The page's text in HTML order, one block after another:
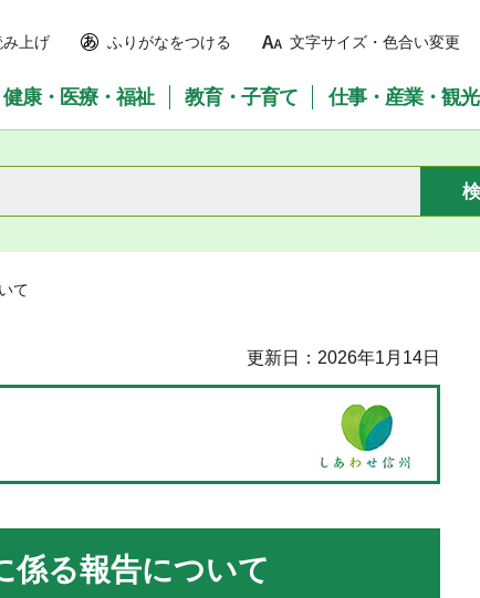
上げ ふりがなをつける 文字サイズ・色合い変更
健康・医療・福祉 教育・子育て 仕事・産業・観光
て
更新日：2026年1月14日
係る報告について